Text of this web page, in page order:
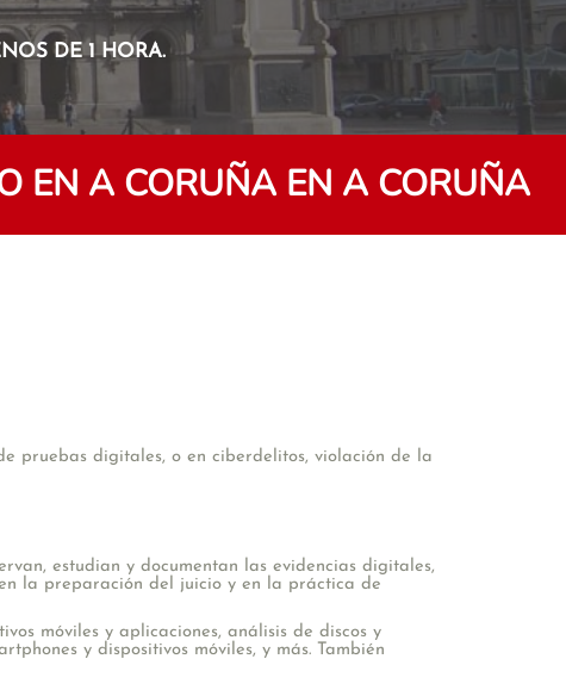
DE 1 HORA.
EN A CORUÑA EN A CORUÑA
pruebas digitales, o en ciberdelitos, violación de la
estudian y documentan las evidencias digitales,
la preparación del juicio y en la práctica de
móviles y aplicaciones, análisis de discos y
y dispositivos móviles, y más. También